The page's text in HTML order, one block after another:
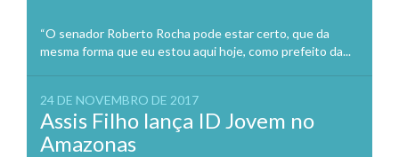
“O senador Roberto Rocha pode estar certo, que da
mesma forma que eu estou aqui hoje, como prefeito da...
24 DE NOVEMBRO DE 2017
Assis Filho lança ID Jovem no
Amazonas